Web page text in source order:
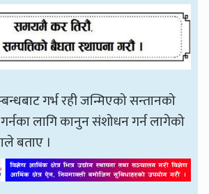
गर्भ रही जन्मिएको सन्तानको
लागि कानुन संशोधन गर्न लागेको
बताए ।